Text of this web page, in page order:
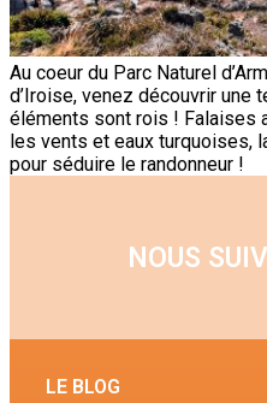
Au coeur du Parc Naturel
d’Iroise, venez découvrir une
éléments sont rois ! Falaises
les vents et eaux turquoises,
pour séduire le randonneur !
NOUS
LE BLOG